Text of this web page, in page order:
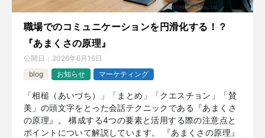
職場でのコミュニケーションを円滑化する！？
『あまくさの原理』
公開日： 2026年6月16日
blog
お知らせ マーケティング
「相槌（あいづち）」「まとめ」「クエスチョン」「賛
美」の頭文字をとった会話テクニックである『あまくさ
の原理』。 構成する4つの要素と活用する際の注意点と
ポイントについて解説しています。 『あまくさの原理』